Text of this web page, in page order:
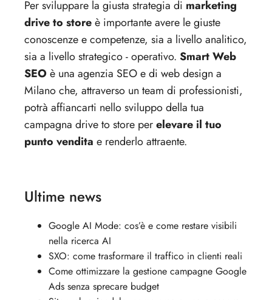
Per sviluppare la giusta strategia di marketing
drive to storeè importante avere le giuste
conoscenze e competenze, sia a livello analitico,
sia a livello strategico - operativo. Smart Web
SEOè una agenzia SEO e di web design a
Milano che, attraverso un team di professionisti,
potrà affiancarti nello sviluppo della tua
campagna drive to store perelevare il tuo
punto vendita e renderlo attraente.
Ultime news
Google AI Mode: cos’è e come restare visibili
nella ricerca AI
SXO: come trasformare il traffico in clienti reali
Come ottimizzare la gestione campagne Google
Ads senza sprecare budget